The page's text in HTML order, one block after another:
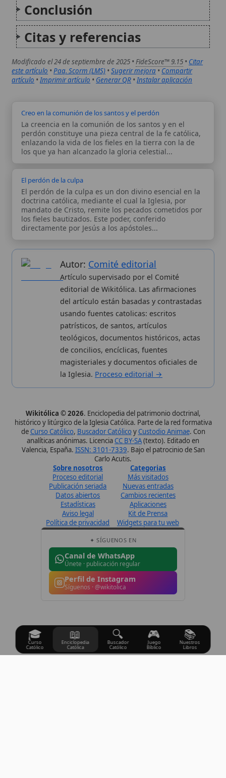
perdón constituye una pieza central de la fe católica,
enlazando la vida de los fieles en la tierra con la de
los que ya han alcanzado la gloria celestial...
El perdón de la culpa
El perdón de la culpa es un don divino esencial en la
doctrina católica, mediante el cual la Iglesia, por
mandato de Cristo, remite los pecados cometidos por
los fieles bautizados. Este poder, conferido
Autor: Comité editorial
Artículo supervisado por el Comité
editorial de Wikitólica. Las afirmaciones
del artículo están basadas y contrastadas
patrísticos, de santos, artículos
teológicos, documentos históricos, actas
de concilios, encíclicas, fuentes
magisteriales y documentos oficiales de
la Iglesia.Proceso editorial →
Wikitólica © 2026. Enciclopedia del patrimonio doctrinal,
histórico y litúrgico de la Iglesia Católica. Parte de la red formativa
Curso Católico,Buscador CatólicoyCustodio Animae. Con
analíticas anónimas. LicenciaCC BY-SA (texto). Editado en
Valencia, España.ISSN: 3101-7339. Bajo el patrocinio de San
Carlo Acutis.
Sobre nosotros
Proceso editorial
Publicación seriada
Datos abiertos
Estadísticas
Aviso legal
Política de privacidad
Categorias
Más visitados
Nuevas entradas
Cambios recientes
Kit de Prensa
Widgets para tu web
✦ SÍGUENOS EN
Canal de WhatsApp
Perfil de Instagram
Síguenos · @wikitolica